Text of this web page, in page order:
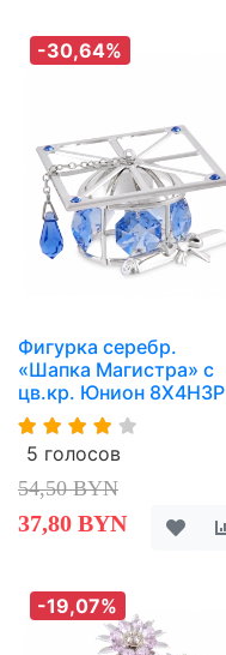
-30,64%
Фигурка серебр.
«Шапка Магистра» с
цв.кр. Юнион 8X4H3P
5 голосов
54,50 BYN
37,80 BYN
-19,07%